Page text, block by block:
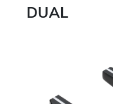
DUAL